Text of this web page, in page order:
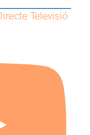
Televisió